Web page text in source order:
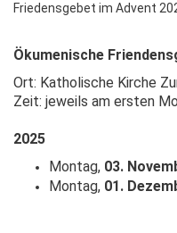
Friedensgebet im Advent
Ökumenische
Ort: Katholische Kirche
Zeit: jeweils am ersten
2025
Montag, 03.
Montag, 01.